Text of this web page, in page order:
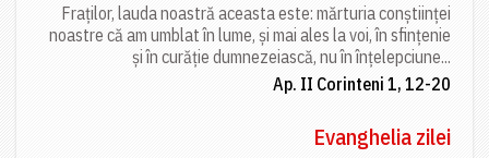
Fraților, lauda noastră aceasta este: mărturia conștiinței
noastre că am umblat în lume, și mai ales la voi, în sfințenie
și în curăție dumnezeiască, nu în înțelepciune...
Ap. II Corinteni 1, 12-20
Evanghelia zilei